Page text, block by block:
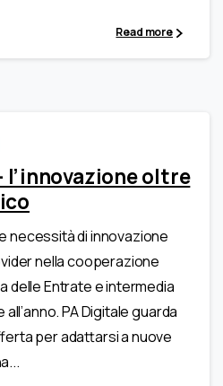
Read more
l’innovazione oltre
necessità di innovazione
nella cooperazione
delle Entrate e intermedia
PA Digitale guarda
per adattarsi a nuove